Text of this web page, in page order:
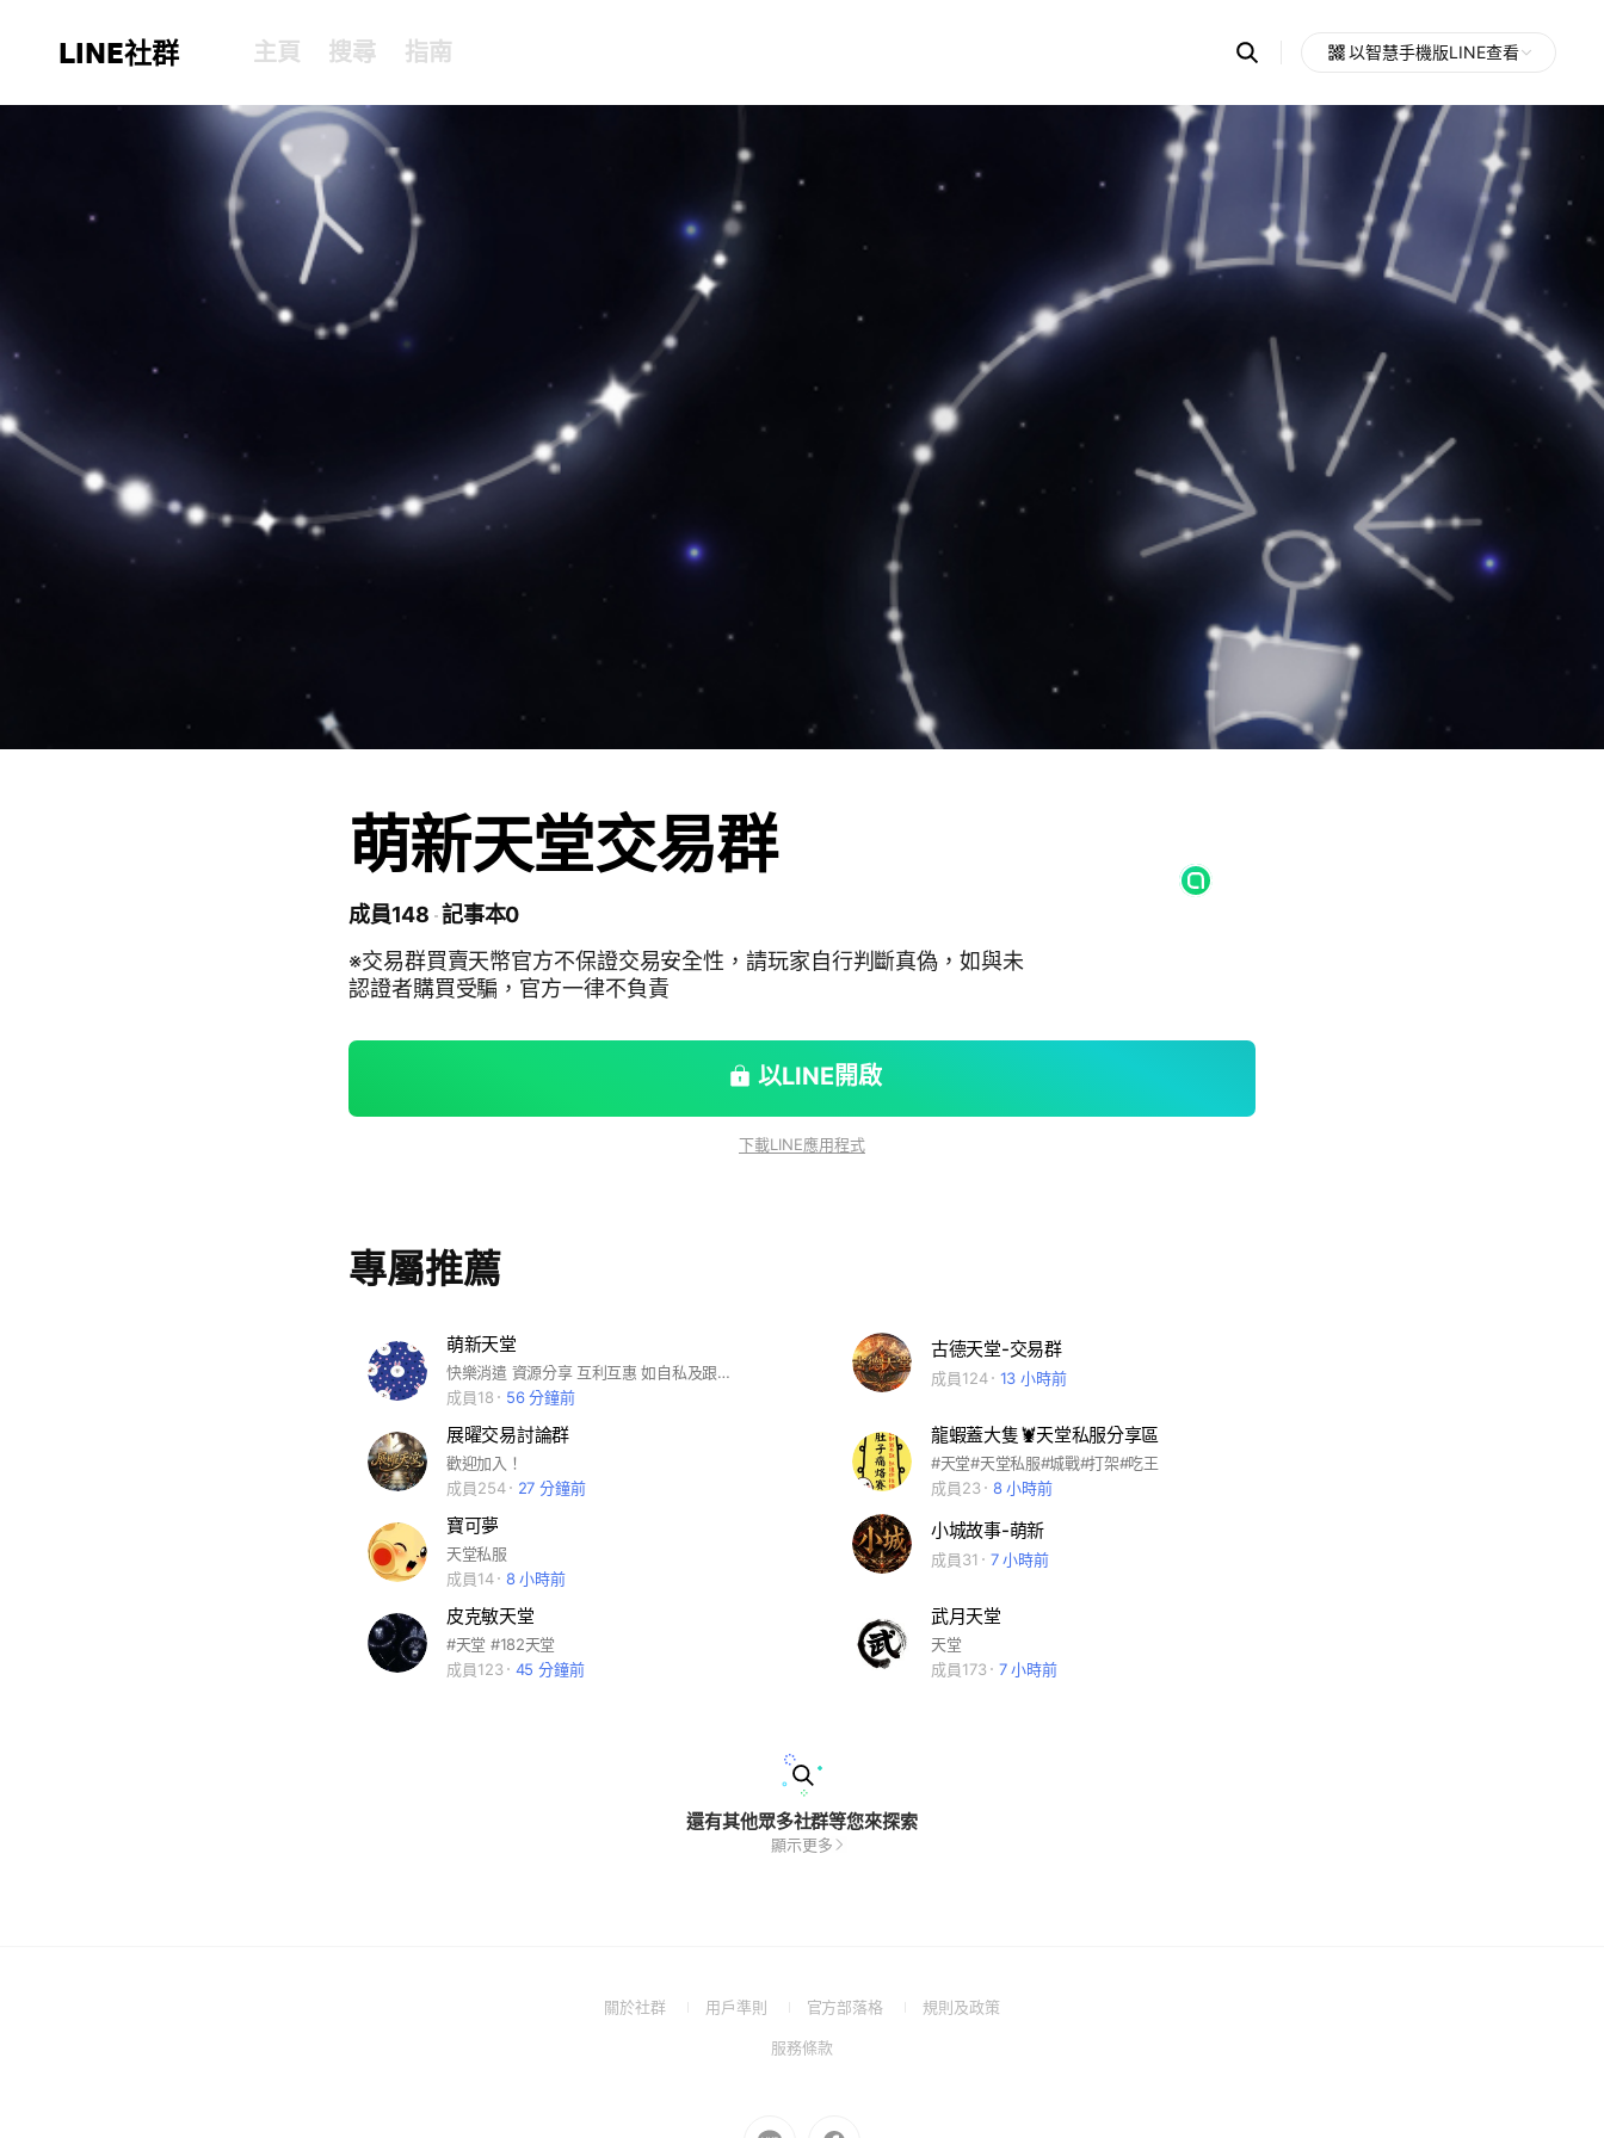
LINE社群 主頁 搜尋 指南 Search
OpenChats
messages
search
以智慧手機版LINE查看
萌新天堂交易群
成員148 記事本0
※交易群買賣天幣官方不保證交易安全性，請玩家自行判斷真偽，如與未
認證者購買受騙，官方一律不負責
以LINE開啟
下載LINE應用程式
專屬推薦
萌新天堂
快樂消遣 資源分享 互利互惠 如自私及跟課長相比，請台幣解決，影響團隊運作，請自行離開不合適。
成員18
56 分鐘前
古德天堂-交易群
成員124 13 小時前
展曜交易討論群
歡迎加入！
成員254
27 分鐘前
龍蝦蓋大隻🦞天堂私服分享區
#天堂#天堂私服#城戰#打架#吃王
成員23
8 小時前
寶可夢
天堂私服
成員14
8 小時前
小城故事-萌新
成員31 7 小時前
皮克敏天堂
#天堂 #182天堂
成員123
45 分鐘前
武月天堂
天堂
成員173
7 小時前
還有其他眾多社群等您來探索
顯示更多
關於社群
(Open用戶準則
(Open
a
官方部落格
(Open規則及政策(Open
服務條款(Open
Go Go